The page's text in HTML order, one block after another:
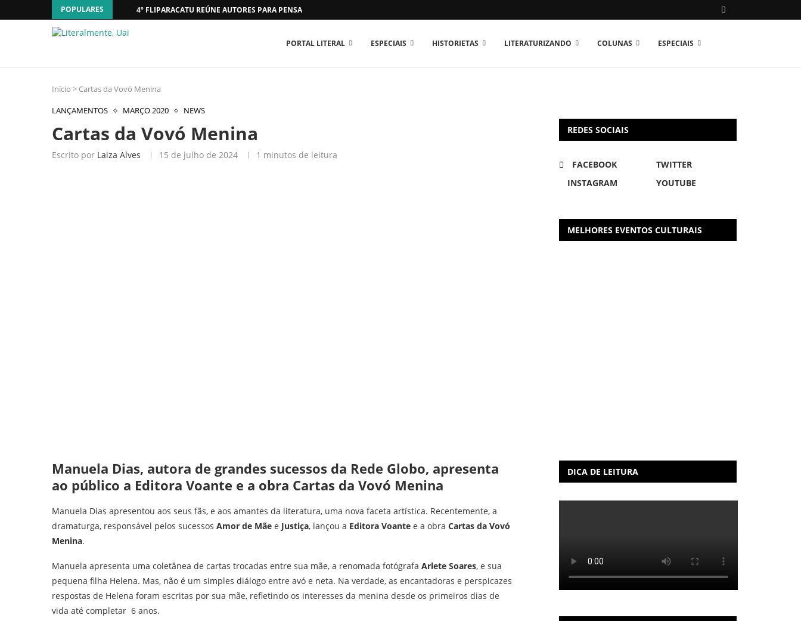
POPULARES 4º FLIPARACATU REÚNE AUTORES PARA PENSAR O MUNDO...
PORTAL LITERAL ESPECIAIS HISTORIETAS LITERATURIZANDO COLUNAS ESPECIAIS
Início > Cartas da Vovó Menina
LANÇAMENTOS
MARÇO 2020 NEWS
Cartas da Vovó Menina
Escrito por Laiza Alves 15 de julho de 2024 1 minutos de leitura
Manuela Dias, autora de grandes sucessos da Rede Globo, apresenta
ao público a Editora Voante e a obra Cartas da Vovó Menina
Manuela Dias apresentou aos seus fãs, e aos amantes da literatura, uma nova faceta artística. Recentemente, a
dramaturga, responsável pelos sucessos Amor de Mãe e Justiça, lançou a Editora Voante e a obra Cartas da Vovó
Menina.
Manuela apresenta uma coletânea de cartas trocadas entre sua mãe, a renomada fotógrafa Arlete Soares, e sua
pequena filha Helena. Mas, não é um simples diálogo entre avó e neta. Na verdade, as encantadoras e perspicazes
respostas de Helena foram escritas por sua mãe, refletindo os interesses da menina desde os primeiros dias de
vida até completar 6 anos.
REDES SOCIAIS
FACEBOOK
TWITTER
INSTAGRAM
YOUTUBE
MELHORES EVENTOS CULTURAIS
DICA DE LEITURA